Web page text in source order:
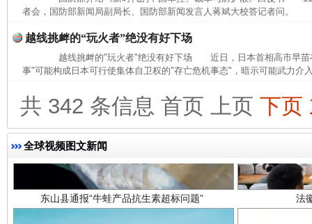
者会，国防部新闻局副局长、国防部新闻发言人蒋斌大校答记者问。
越线挑衅的“玩火者”绝没有好下场
越线挑衅的"玩火者"绝没有好下场 近日，日本首相高市早苗
事"可能构成日本可行使集体自卫权的"存亡危机事态"，暗示可能武力介
共 342 条信息 首页 上页 下页
全球视频图文新闻
东山县通报“牛蛙产品抗生素超标问题”